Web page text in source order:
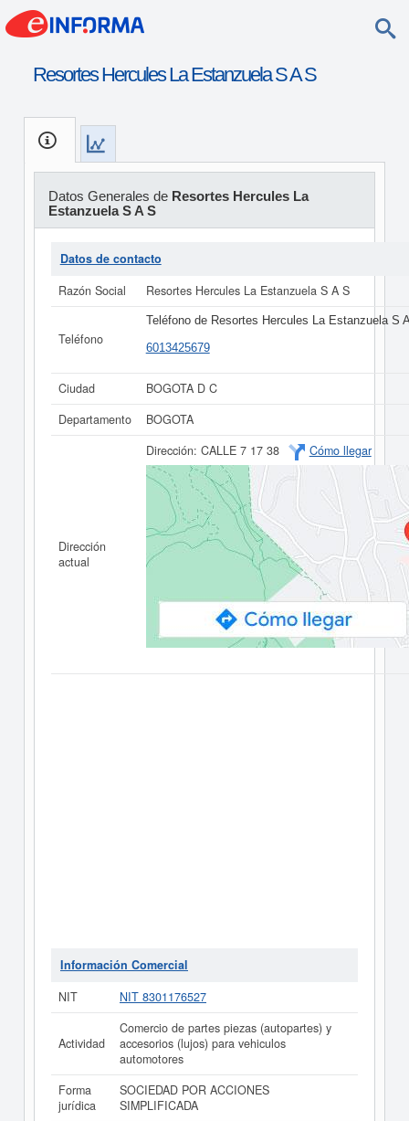
Resortes Hercules La Estanzuela S A S
Datos Generales de Resortes Hercules La
Estanzuela S A S
Datos de contacto
Razón Social
Resortes Hercules La Estanzuela S A S
Teléfono
Teléfono de Resortes Hercules La Estanzuela S
6013425679
Ciudad
BOGOTA D C
Departamento
BOGOTA
Dirección
actual
Dirección: CALLE 7 17 38 Cómo llegar
Información Comercial
NIT
NIT 8301176527
Actividad
Comercio de partes piezas (autopartes) y
accesorios (lujos) para vehiculos
automotores
Forma
jurídica
SOCIEDAD POR ACCIONES
SIMPLIFICADA